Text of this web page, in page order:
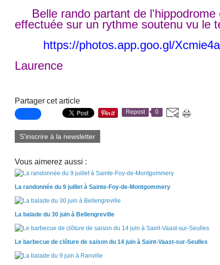
Belle rando partant de l'hippodrome
effectuée sur un rythme soutenu vu le
https://photos.app.goo.gl/
Laurence
Partager cet article
Repost 0
S'inscrire à la newsletter
Vous aimerez aussi :
La randonnée du 9 juillet à Sainte-Foy-de-Montgommery
La balade du 30 juin à Bellengreville
Le barbecue de clôture de saison du 14 juin à Saint-Vaast-sur-Seulles